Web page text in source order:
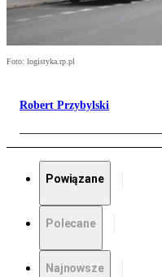
Foto: logistyka.rp.pl
Robert Przybylski
Powiązane
Polecane
Najnowsze